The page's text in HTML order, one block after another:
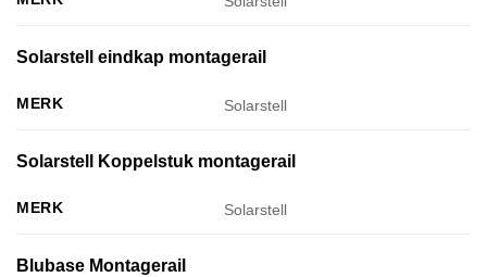
Solarstell eindkap montagerail
MERK Solarstell
Solarstell Koppelstuk montagerail
MERK Solarstell
Blubase Montagerail